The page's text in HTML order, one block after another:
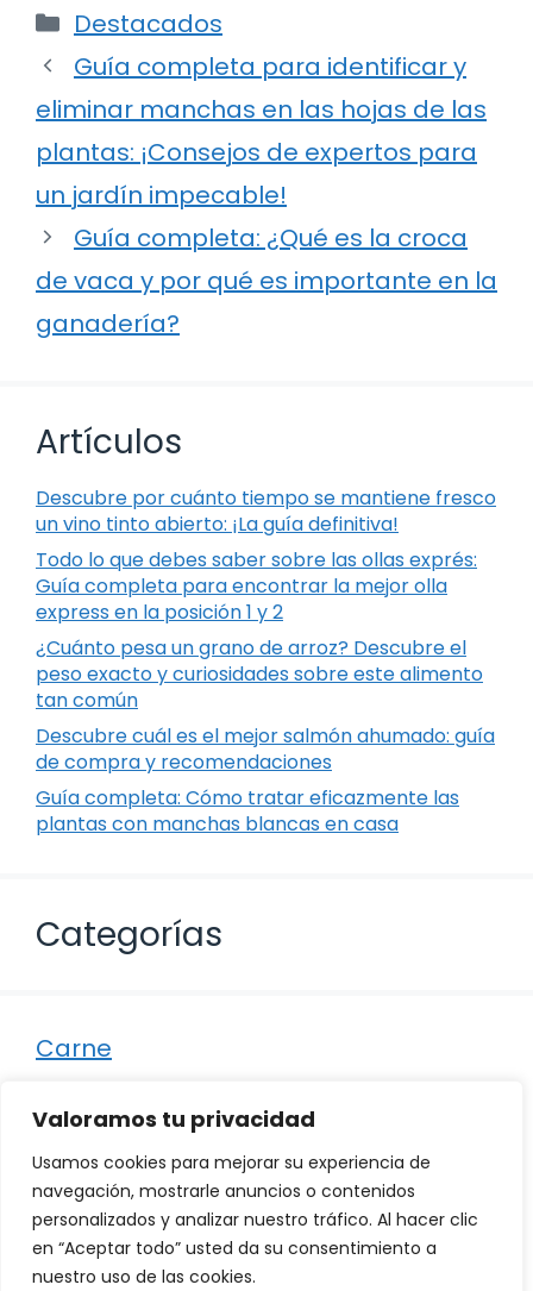
Valoramos tu privacidad
Usamos cookies para mejorar su experiencia de
navegación, mostrarle anuncios o contenidos
personalizados y analizar nuestro tráfico. Al hacer clic
en “Aceptar todo” usted da su consentimiento a
nuestro uso de las cookies.
Categorías
Destacados
Guía completa para identificar y
eliminar manchas en las hojas de las
plantas: ¡Consejos de expertos para
un jardín impecable!
Guía completa: ¿Qué es la croca
de vaca y por qué es importante en la
ganadería?
Artículos
Descubre por cuánto tiempo se mantiene fresco
un vino tinto abierto: ¡La guía definitiva!
Todo lo que debes saber sobre las ollas exprés:
Guía completa para encontrar la mejor olla
express en la posición 1 y 2
¿Cuánto pesa un grano de arroz? Descubre el
peso exacto y curiosidades sobre este alimento
tan común
Descubre cuál es el mejor salmón ahumado: guía
de compra y recomendaciones
Guía completa: Cómo tratar eficazmente las
plantas con manchas blancas en casa
Categorías
Carne
Otro
Pescado
Recetas